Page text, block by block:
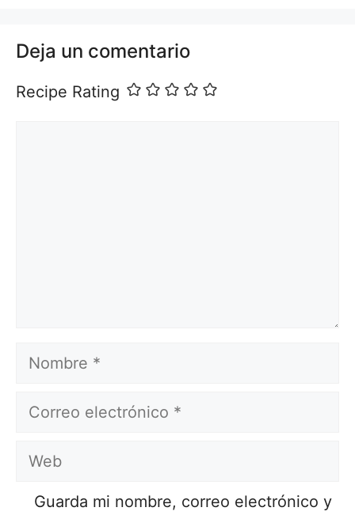
Deja un comentario
Recipe Rating
Nombre
Correo
Web
Guarda mi nombre, correo electrónico y